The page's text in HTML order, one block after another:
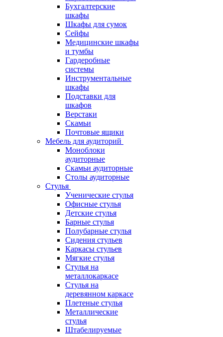
Бухгалтерские
шкафы
Шкафы для сумок
Сейфы
Медицинские шкафы
и тумбы
Гардеробные
системы
Инструментальные
шкафы
Подставки для
шкафов
Верстаки
Скамьи
Почтовые ящики
Мебель для аудиторий
Моноблоки
аудиторные
Скамьи аудиторные
Столы аудиторные
Стулья
Ученические стулья
Офисные стулья
Детские стулья
Барные стулья
Полубарные стулья
Сидения стульев
Каркасы стульев
Мягкие стулья
Стулья на
металлокаркасе
Стулья на
деревянном каркасе
Плетеные стулья
Металлические
стулья
Штабелируемые